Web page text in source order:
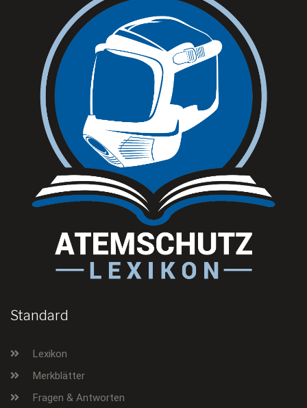
Standard
Lexikon
Merkblätter
Fragen & Antworten